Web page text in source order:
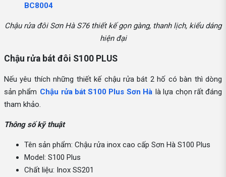
BC8004
Chậu rửa đôi Sơn Hà S76 thiết kế gọn gàng, thanh lịch, kiểu dáng
hiện đại
Chậu rửa bát đôi S100 PLUS
Nếu yêu thích những thiết kế chậu rửa bát 2 hố có bàn thì dòng
sản phẩm Chậu rửa bát S100 Plus Sơn Hà là lựa chọn rất đáng
tham khảo.
Thông số kỹ thuật
Tên sản phẩm: Chậu rửa inox cao cấp Sơn Hà S100 Plus
Model: S100 Plus
Chất liệu: Inox SS201